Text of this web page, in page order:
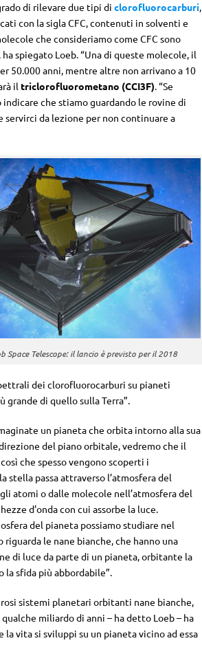
di rilevare due tipi di clorofluorocarburi,
con la sigla CFC, contenuti in solventi e
che consideriamo come CFC sono
spiegato Loeb. “Una di queste molecole, il
50.000 anni, mentre altre non arrivano a 10
il triclorofluorometano (CCI3F). “Se
che stiamo guardando le rovine di
da lezione per non continuare a
Space Telescope: il lancio è previsto per il 2018
dei clorofluorocarburi su pianeti
di quello sulla Terra”.
un pianeta che orbita intorno alla sua
del piano orbitale, vedremo che il
che spesso vengono scoperti i
stella passa attraverso l’atmosfera del
atomi o dalle molecole nell’atmosfera del
d’onda con cui assorbe la luce.
del pianeta possiamo studiare nel
le nane bianche, che hanno una
di luce da parte di un pianeta, orbitante la
la sfida più abbordabile”.
sistemi planetari orbitanti nane bianche,
miliardo di anni – ha detto Loeb – ha
vita si sviluppi su un pianeta vicino ad essa